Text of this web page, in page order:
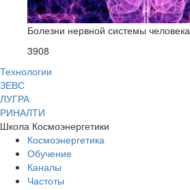
Болезни нервной системы человека
3908
Технологии
ЗЕВС
ЛУГРА
РИНАЛТИ
Школа Космоэнергетики
Космоэнергетика
Обучение
Каналы
Частоты